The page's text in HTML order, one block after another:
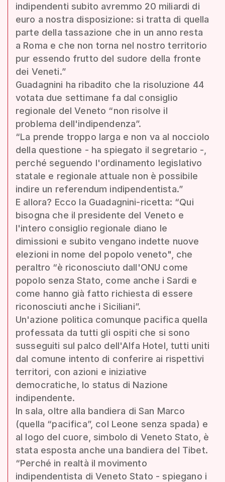
indipendenti subito avremmo 20 miliardi di
euro a nostra disposizione: si tratta di quella
parte della tassazione che in un anno resta
a Roma e che non torna nel nostro territorio
pur essendo frutto del sudore della fronte
dei Veneti.”
Guadagnini ha ribadito che la risoluzione 44
votata due settimane fa dal consiglio
regionale del Veneto “non risolve il
problema dell'indipendenza”.
“La prende troppo larga e non va al nocciolo
della questione - ha spiegato il segretario -,
perché seguendo l'ordinamento legislativo
statale e regionale attuale non è possibile
indire un referendum indipendentista.”
E allora? Ecco la Guadagnini-ricetta: “Qui
bisogna che il presidente del Veneto e
l'intero consiglio regionale diano le
dimissioni e subito vengano indette nuove
elezioni in nome del popolo veneto", che
peraltro “è riconosciuto dall'ONU come
popolo senza Stato, come anche i Sardi e
come hanno già fatto richiesta di essere
riconosciuti anche i Siciliani”.
Un'azione politica comunque pacifica quella
professata da tutti gli ospiti che si sono
susseguiti sul palco dell'Alfa Hotel, tutti uniti
dal comune intento di conferire ai rispettivi
territori, con azioni e iniziative
democratiche, lo status di Nazione
indipendente.
In sala, oltre alla bandiera di San Marco
(quella “pacifica”, col Leone senza spada) e
al logo del cuore, simbolo di Veneto Stato, è
stata esposta anche una bandiera del Tibet.
“Perché in realtà il movimento
indipendentista di Veneto Stato - spiegano i